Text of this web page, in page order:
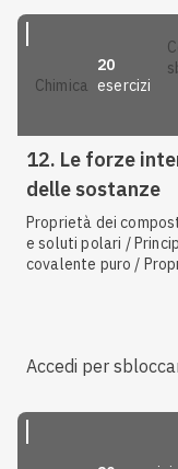
chimica
20
esercizi
contenuto riservato: accedi per
12. Le forze
delle sostanze
Proprietà dei
e soluti polari /
covalente puro /
Accedi per